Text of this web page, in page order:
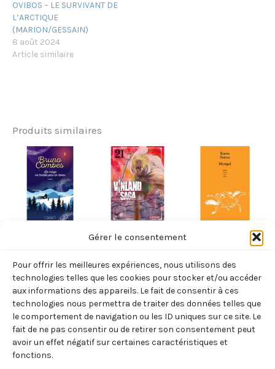
Gérer le consentement
Pour offrir les meilleures expériences, nous utilisons des
technologies telles que les cookies pour stocker et/ou accéder
aux informations des appareils. Le fait de consentir à ces
technologies nous permettra de traiter des données telles que
le comportement de navigation ou les ID uniques sur ce site. Le
fait de ne pas consentir ou de retirer son consentement peut
avoir un effet négatif sur certaines caractéristiques et
fonctions.
OVIBOS – LE SURVIVANT DE
L’ARCTIQUE
(MARION/GESSAIN)
8 août 2024
Article similaire
Produits similaires
TOMBE PAS EN
HIVER (COMBES
BRUNO)
19,95 €
Ajouter
Non classé
– TOME 21 –
VOL21
(YUKIMURA
MAKOTO)
7,95€ TTC
(SERRES KARIN)
7,00€ TTC
Ajouter
au
panier